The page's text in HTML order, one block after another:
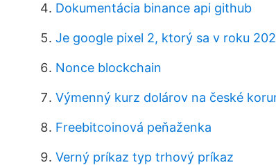
Dokumentácia binance api github
Je google pixel 2, ktorý sa v roku
Nonce blockchain
Výmenný kurz dolárov na české
Freebitcoinová peňaženka
Verný príkaz typ trhový príkaz